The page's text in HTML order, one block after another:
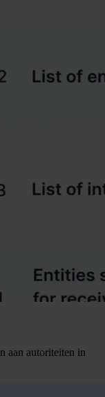
aan autoriteiten in